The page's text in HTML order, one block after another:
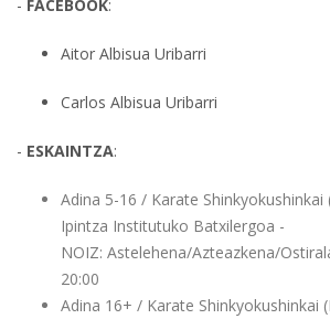
- FACEBOOK:
Aitor Albisua Uribarri
Carlos Albisua Uribarri
- ESKAINTZA:
Adina 5-16 / Karate Shinkyokushinkai
Ipintza Institutuko Batxilergoa -
NOIZ: Astelehena/Azteazkena/
20:00
Adina 16+ / Karate Shinkyokushinkai